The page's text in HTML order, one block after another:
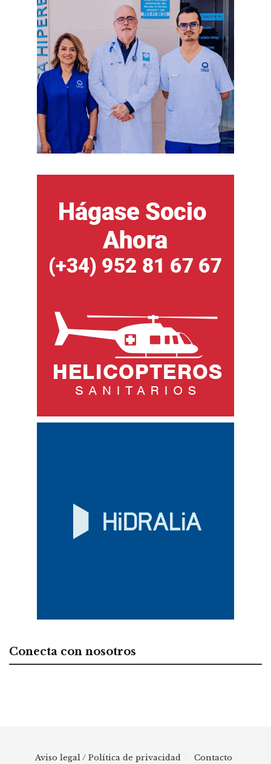
Conecta con nosotros
Aviso legal / Política de privacidad Contacto